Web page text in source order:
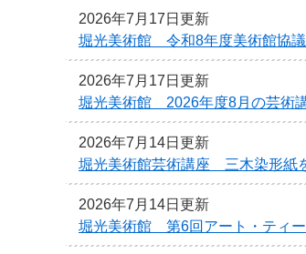
2026年7月17日更新
堀光美術館 令和8年度美術館協
2026年7月17日更新
堀光美術館 2026年度8月の芸術
2026年7月14日更新
堀光美術館芸術講座 三木染形紙
2026年7月14日更新
堀光美術館 第6回アート・ティ